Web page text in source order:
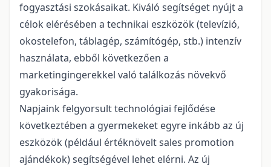
fogyasztási szokásaikat. Kiváló segítséget nyújt a
célok elérésében a technikai eszközök (televízió,
okostelefon, táblagép, számítógép, stb.) intenzív
használata, ebből következően a
marketingingerekkel való találkozás növekvő
gyakorisága.
Napjaink felgyorsult technológiai fejlődése
következtében a gyermekeket egyre inkább az új
eszközök (például értéknövelt sales promotion
ajándékok) segítségével lehet elérni. Az új